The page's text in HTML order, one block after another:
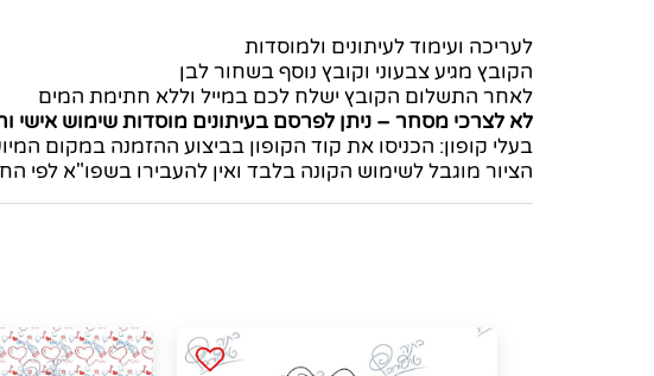
לעריכה ועימוד לעיתונים ולמוסדות
הקובץ מגיע צבעוני וקובץ נוסף בשחור לבן
לאחר התשלום הקובץ ישלח לכם במייל וללא חתימת המים
לא לצרכי מסחר– ניתן לפרסם בעיתונים מוסדות שימוש אישי
בעלי קופון: הכניסו את קוד הקופון בביצוע ההזמנה במקום
הציור מוגבל לשימוש הקונה בלבד ואין להעבירו בשפו"א לפי